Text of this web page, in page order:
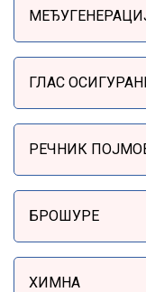
ГЛАС
РЕЧНИК
БРОШУРЕ
ХИМНА